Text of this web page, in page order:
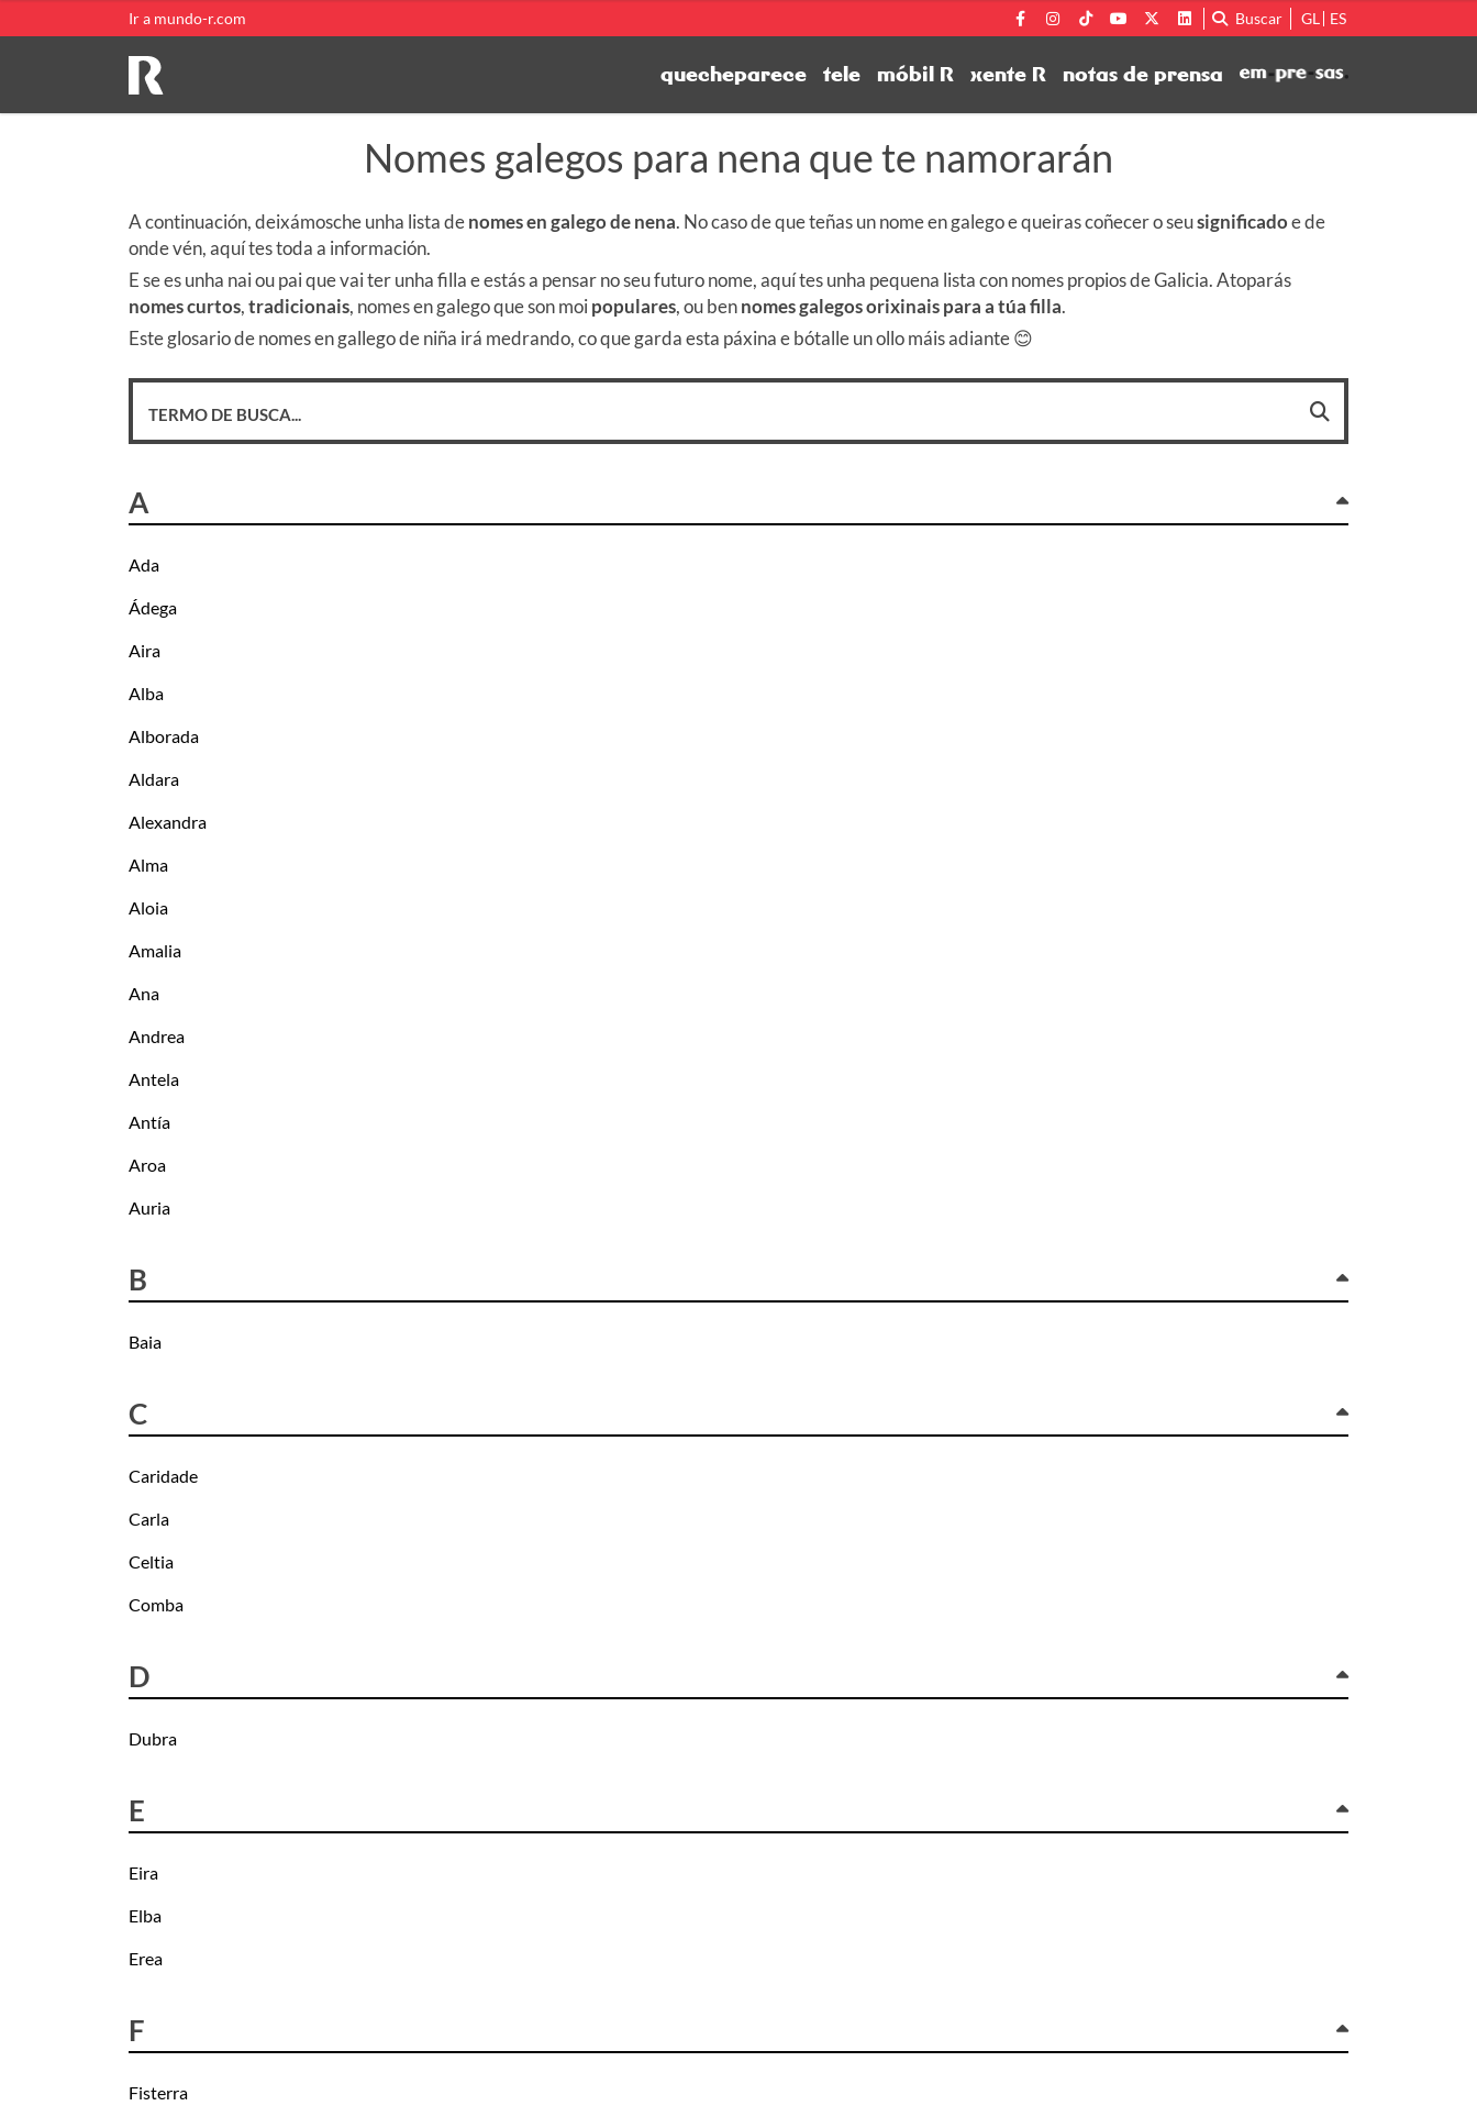
Ir a mundo-r.com Buscar GL ES
quecheparece tele móbil R xente R notas de prensa
Nomes galegos para nena que te namorarán
A continuación, deixámosche unha lista denomes en galego de nena. No caso de que teñas un nome en galego e queiras coñecer o seusignificadoe de
onde vén, aquí tes toda a información.
E se es unha nai ou pai que vai ter unha filla e estás a pensar no seu futuro nome, aquí tes unha pequena lista con nomes propios de Galicia. Atoparás
nomes curtos,tradicionais, nomes en galego que son moipopulares, ou bennomes galegos orixinais para a túa filla.
Este glosario de nomes en gallego de niña irá medrando, co que garda esta páxina e bótalle un ollo máis adiante 😊
A
Ada
Ádega
Aira
Alba
Alborada
Aldara
Alexandra
Alma
Aloia
Amalia
Ana
Andrea
Antela
Antía
Aroa
Auria
B
Baia
C
Caridade
Carla
Celtia
Comba
D
Dubra
E
Eira
Elba
Erea
F
Fisterra